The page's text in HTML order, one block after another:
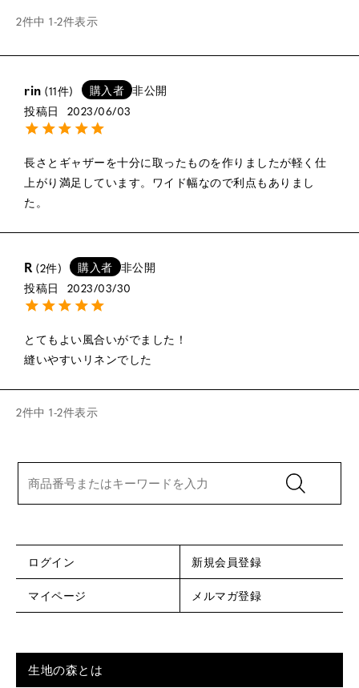
2件中 1-2件表示
rin 11 購入者 非公開
投稿日
2023/06/03
長さとギャザーを十分に取ったものを作りましたが軽く仕
上がり満足しています。ワイド幅なので利点もありまし
た。
R 2 購入者 非公開
投稿日
2023/03/30
とてもよい風合いがでました！
2件中 1-2件表示
ログイン 新規会員登録
マイページ メルマガ登録
生地の森とは